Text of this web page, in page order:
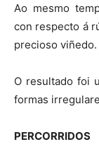
Ao mesmo
con respecto á
precioso viñedo.
O resultado foi
formas
PERCORRIDOS